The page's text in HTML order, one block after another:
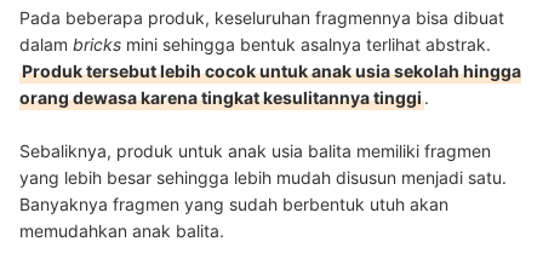
Pada beberapa produk, keseluruhan fragmennya bisa dibuat
dalam bricks mini sehingga bentuk asalnya terlihat abstrak.
Produk tersebut lebih cocok untuk anak usia sekolah hingga
orang dewasa karena tingkat kesulitannya tinggi.
Sebaliknya, produk untuk anak usia balita memiliki fragmen
yang lebih besar sehingga lebih mudah disusun menjadi satu.
Banyaknya fragmen yang sudah berbentuk utuh akan
memudahkan anak balita.